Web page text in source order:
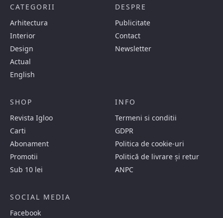
CATEGORII
Arhitectura
Interior
Design
Actual
English
DESPRE
Publicitate
Contact
Newsletter
SHOP
Revista Igloo
Carti
Abonament
Promotii
Sub 10 lei
INFO
Termeni si conditii
GDPR
Politica de cookie-uri
Politică de livrare și retur
ANPC
SOCIAL MEDIA
Facebook